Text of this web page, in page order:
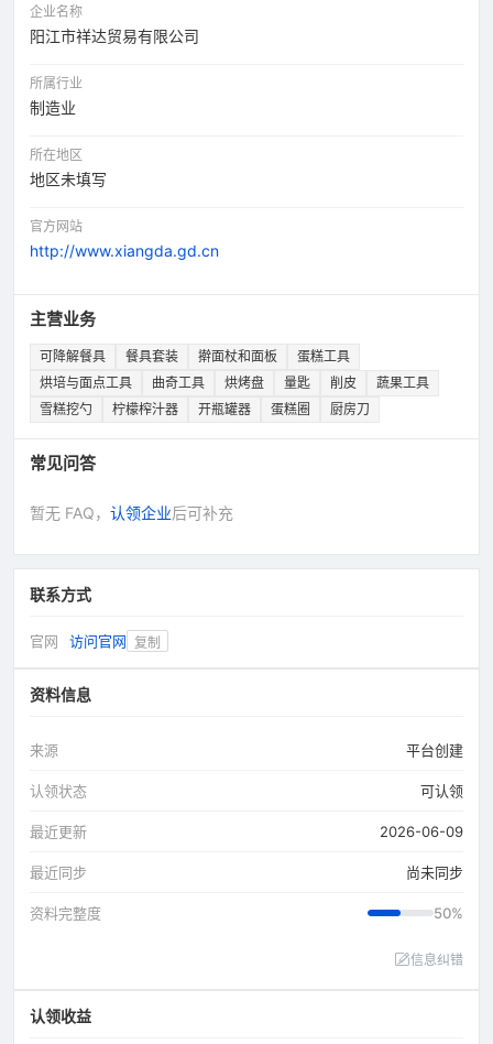
企业名称
阳江市祥达贸易有限公司
所属行业
制造业
所在地区
地区未填写
官方网站
http://www.xiangda.gd.cn
主营业务
可降解餐具 餐具套装 擀面杖和面板
蛋糕工具
烘培与面点工具
曲奇工具 烘烤盘 量匙 削皮
蔬果工具
雪糕挖勺
柠檬榨汁器 开瓶罐器 蛋糕圈 厨房刀
常见问答
暂无 FAQ， 认领企业后可补充
联系方式
官网 访问官网 复制
资料信息
来源 平台创建
认领状态 可认领
最近更新 2026-06-09
最近同步 尚未同步
资料完整度 50%
信息纠错
认领收益